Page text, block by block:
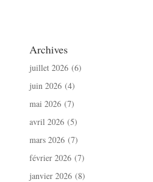
Archives
juillet 2026 (6)
juin 2026 (4)
mai 2026 (7)
avril 2026 (5)
mars 2026 (7)
février 2026 (7)
janvier 2026 (8)